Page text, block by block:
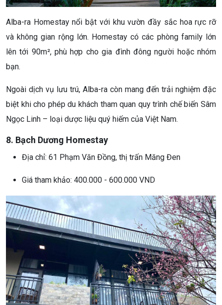
Alba-ra Homestay nổi bật với khu vườn đầy sắc hoa rực rỡ
và không gian rộng lớn. Homestay có các phòng family lớn
lên tới 90m², phù hợp cho gia đình đông người hoặc nhóm
bạn.
Ngoài dịch vụ lưu trú, Alba-ra còn mang đến trải nghiệm đặc
biệt khi cho phép du khách tham quan quy trình chế biến Sâm
Ngọc Linh – loại dược liệu quý hiếm của Việt Nam.
8. Bạch Dương Homestay
Địa chỉ: 61 Phạm Văn Đồng, thị trấn Măng Đen
Giá tham khảo: 400.000 - 600.000 VND